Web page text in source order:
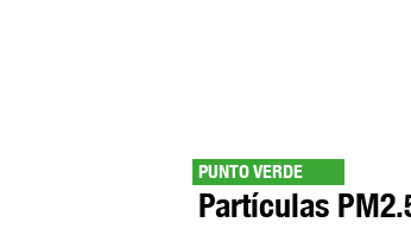
PUNTO VERDE
Partículas